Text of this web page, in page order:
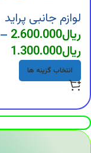
لوازم جانبی پراید
ریال2.600.000
–
ریال1.300.000
انتخاب گزینه ها